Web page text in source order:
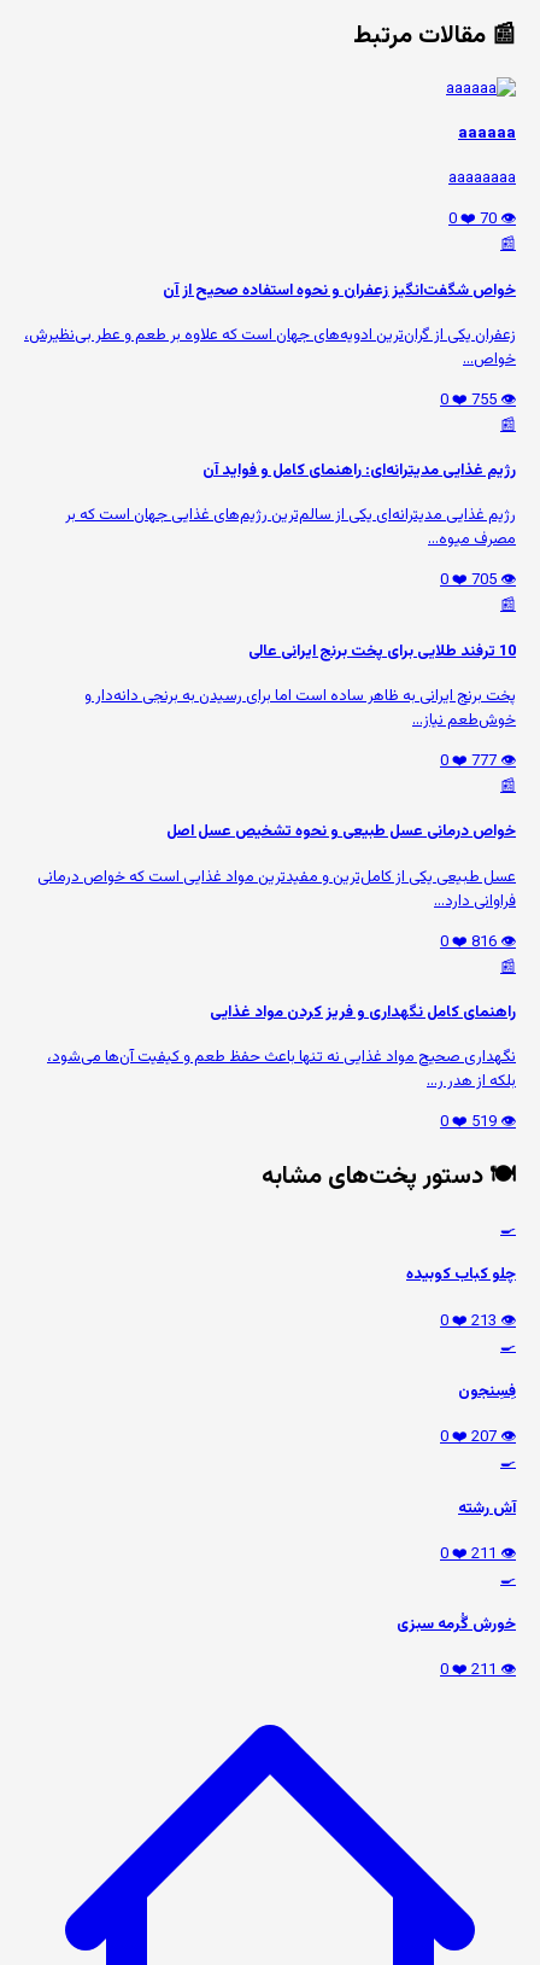
📰 مقالات مرتبط
aaaaaa
aaaaaaaa
👁️ 70
❤️ 0
📰
خواص شگفت‌انگیز زعفران و نحوه استفاده صحیح از آن
زعفران یکی از گران‌ترین ادویه‌های جهان است که علاوه بر طعم و عطر بی‌نظیرش،
خواص...
👁️ 755
❤️ 0
📰
رژیم غذایی مدیترانه‌ای: راهنمای کامل و فواید آن
رژیم غذایی مدیترانه‌ای یکی از سالم‌ترین رژیم‌های غذایی جهان است که بر
مصرف میوه‌...
👁️ 705
❤️ 0
📰
10 ترفند طلایی برای پخت برنج ایرانی عالی
پخت برنج ایرانی به ظاهر ساده است اما برای رسیدن به برنجی دانه‌دار و
خوش‌طعم نیاز...
👁️ 777
❤️ 0
📰
خواص درمانی عسل طبیعی و نحوه تشخیص عسل اصل
عسل طبیعی یکی از کامل‌ترین و مفیدترین مواد غذایی است که خواص درمانی
فراوانی دارد...
👁️ 816
❤️ 0
📰
راهنمای کامل نگهداری و فریز کردن مواد غذایی
نگهداری صحیح مواد غذایی نه تنها باعث حفظ طعم و کیفیت آن‌ها می‌شود،
بلکه از هدر ر...
👁️ 519
❤️ 0
🍽️ دستور پخت‌های مشابه
🍳
چلو کباب کوبیده
👁️ 213
❤️ 0
🍳
فِسِنجون
👁️ 207
❤️ 0
🍳
آش رشته
👁️ 211
❤️ 0
🍳
خورش گُرمه سبزی
👁️ 211
❤️ 0